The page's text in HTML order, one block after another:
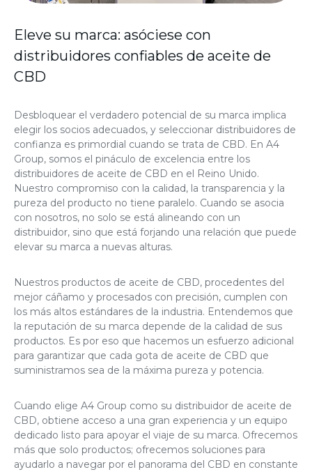
Eleve su marca: asóciese con
distribuidores confiables de aceite de
CBD
Desbloquear el verdadero potencial de su marca implica
elegir los socios adecuados, y seleccionar distribuidores de
confianza es primordial cuando se trata de CBD. En A4
Group, somos el pináculo de excelencia entre los
distribuidores de aceite de CBD en el Reino Unido.
Nuestro compromiso con la calidad, la transparencia y la
pureza del producto no tiene paralelo. Cuando se asocia
con nosotros, no solo se está alineando con un
distribuidor, sino que está forjando una relación que puede
elevar su marca a nuevas alturas.
Nuestros productos de aceite de CBD, procedentes del
mejor cáñamo y procesados con precisión, cumplen con
los más altos estándares de la industria. Entendemos que
la reputación de su marca depende de la calidad de sus
productos. Es por eso que hacemos un esfuerzo adicional
para garantizar que cada gota de aceite de CBD que
suministramos sea de la máxima pureza y potencia.
Cuando elige A4 Group como su distribuidor de aceite de
CBD, obtiene acceso a una gran experiencia y un equipo
dedicado listo para apoyar el viaje de su marca. Ofrecemos
más que solo productos; ofrecemos soluciones para
ayudarlo a navegar por el panorama del CBD en constante